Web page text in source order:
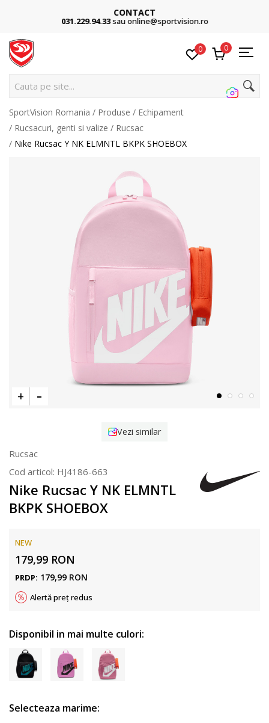
CONTACT
031.229.94.33sau online@sportvision.ro
0 0
Cauta pe site...
SportVision Romania Produse
Echipament
Rucsacuri, genti si valize
Rucsac
Nike Rucsac Y NK ELMNTL BKPK SHOEBOX
Vezi similar
Rucsac
Cod articol: HJ4186-663
Nike Rucsac Y NK ELMNTL
BKPK SHOEBOX
NEW
179,99 RON
PRDP: 179,99 RON
Alertă preț redus
Disponibil in mai multe culori:
Selecteaza marime: